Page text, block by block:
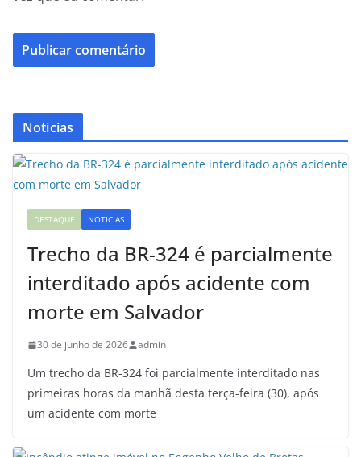
Noticias
DESTAQUE NOTICIAS
Trecho da BR-324 é parcialmente
interditado após acidente com
morte em Salvador
30 de junho de 2026 admin
Um trecho da BR-324 foi parcialmente interditado nas
primeiras horas da manhã desta terça-feira (30), após
um acidente com morte